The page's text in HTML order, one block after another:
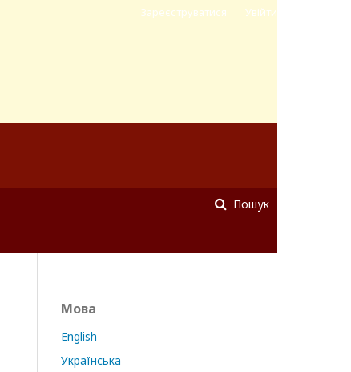
Пошук
Зареєструватися Увійти
Мова
English
Українська